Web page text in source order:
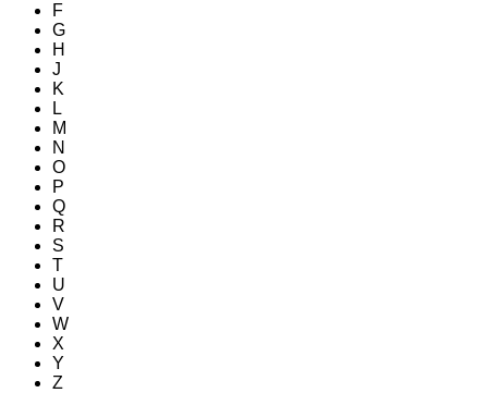
F
G
H
J
K
L
M
N
O
P
Q
R
S
T
U
V
W
X
Y
Z